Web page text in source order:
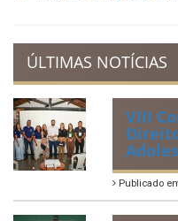
ÚLTIMAS NOTÍCIAS
VIII
Publicado